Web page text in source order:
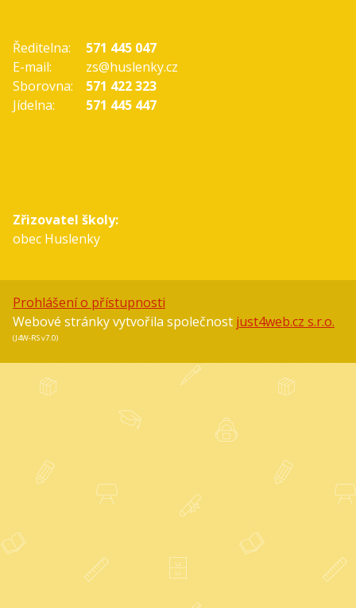
Ředitelna:
571 445 047
E-mail:
zs@huslenky.cz
Sborovna:
571 422 323
Jídelna:
571 445 447
Zřizovatel školy:
obec Huslenky
Prohlášení o přístupnosti
Webové stránky vytvořila společnost just4web.cz s.r.o.
(J4W-RS v7.0)